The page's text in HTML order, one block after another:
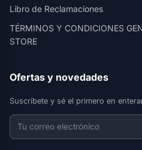
Libro de Reclamaciones
TÉRMINOS Y CONDICIONES
STORE
Ofertas y novedades
Suscríbete y sé el primero en